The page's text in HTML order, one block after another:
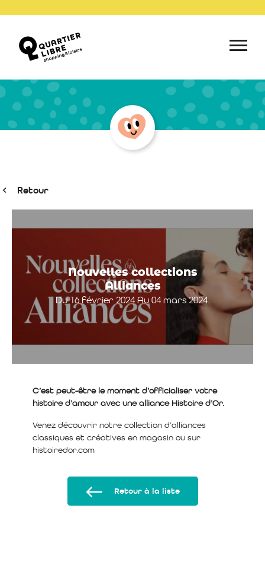
Retour
Nouvelles collections
Alliances
Du 16 février 2024 Au 04 mars 2024.
C’est peut-être le moment d’officialiser votre
histoire d’amour avec une alliance Histoire d’Or.
Venez découvrir notre collection d’alliances
classiques et créatives en magasin ou sur
histoiredor.com
Retour à la liste